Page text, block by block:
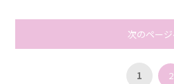
次のペー
1 2